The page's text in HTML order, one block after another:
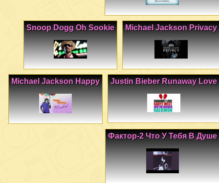
Michael Jackson Privacy
Snoop Dogg Oh Sookie
Justin Bieber Runaway Love
Michael Jackson Happy
Фактор-2 Что У Тебя В Душе